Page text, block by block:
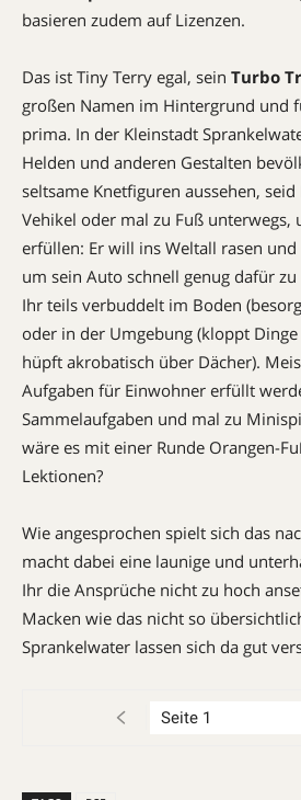
basieren zudem auf Lizenzen.
Das ist Tiny Terry egal, sein Turbo
großen Namen im Hintergrund und
prima. In der Kleinstadt
Helden und anderen Gestalten
seltsame Knetfiguren aussehen,
Vehikel oder mal zu Fuß unterwegs,
erfüllen: Er will ins Weltall rasen
um sein Auto schnell genug dafür
Ihr teils verbuddelt im Boden
oder in der Umgebung (kloppt
hüpft akrobatisch über Dächer).
Aufgaben für Einwohner erfüllt
Sammelaufgaben und mal zu
wäre es mit einer Runde Orangen-
Lektionen?
Wie angesprochen spielt sich das
macht dabei eine launige und
Ihr die Ansprüche nicht zu hoch
Macken wie das nicht so
Sprankelwater lassen sich da gut